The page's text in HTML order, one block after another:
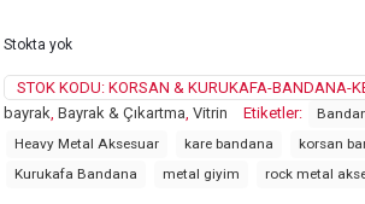
Stokta yok
STOK KODU: KORSAN & KURUKAFA-BANDANA-
bayrak Bayrak & Çıkartma Vitrin Etiketler:
Heavy Metal Aksesuar
kare bandana
korsan
Kurukafa Bandana
metal giyim rock metal